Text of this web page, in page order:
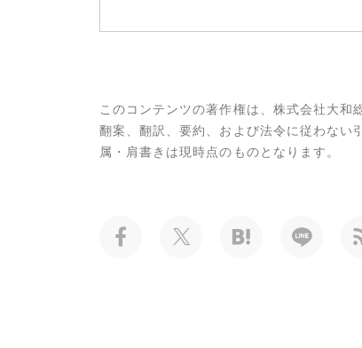
このコンテンツの著作権は、株式会社大和
翻案、翻訳、要約、および法令に従わない
属・肩書きは現時点のものとなります。